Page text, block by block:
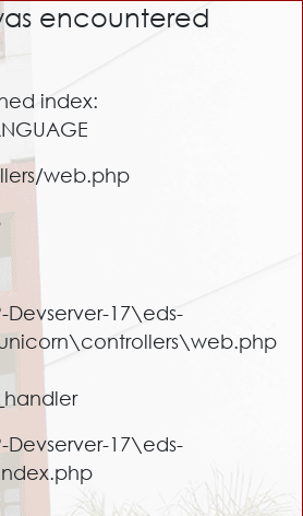
encountered
index:
web.php
Devserver-17\eds-
Devserver-17\eds-